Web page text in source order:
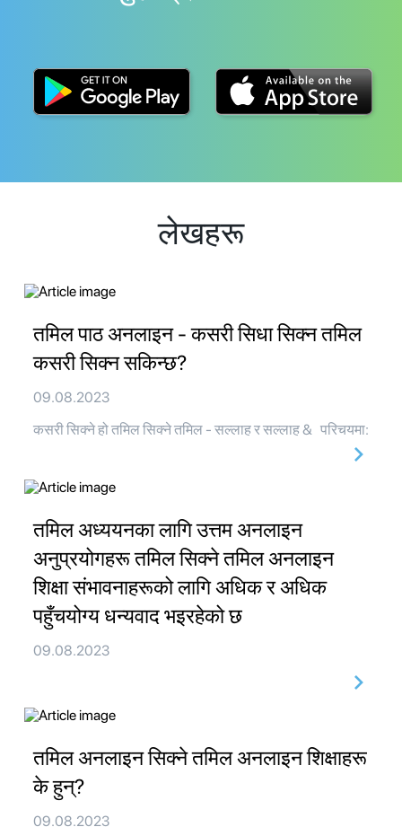
लेखहरू
तमिल पाठ अनलाइन - कसरी सिधा सिक्न तमिल
कसरी सिक्न सकिन्छ?
09.08.2023
कसरी सिक्ने हो तमिल सिक्ने तमिल - सल्लाह र सल्लाह & परिचयमा:
तमिल अध्ययनका लागि उत्तम अनलाइन
अनुप्रयोगहरू तमिल सिक्ने तमिल अनलाइन
शिक्षा संभावनाहरूको लागि अधिक र अधिक
पहुँचयोग्य धन्यवाद भइरहेको छ
09.08.2023
तमिल अनलाइन सिक्ने तमिल अनलाइन शिक्षाहरू
के हुन्?
09.08.2023